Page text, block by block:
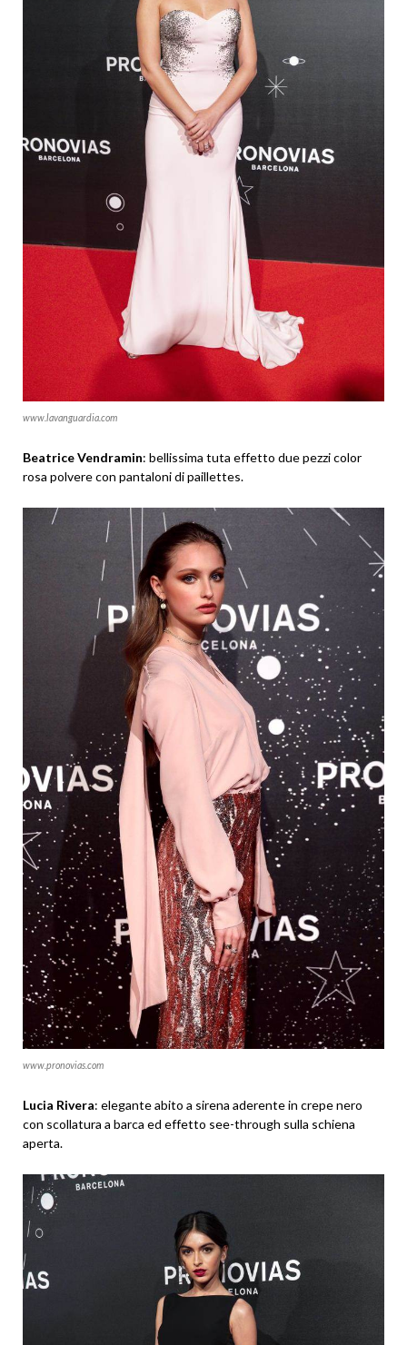
www.lavanguardia.com
Beatrice Vendramin: bellissima tuta effetto due pezzi color
rosa polvere con pantaloni di paillettes.
www.pronovias.com
Lucia Rivera: elegante abito a sirena aderente in crepe nero
con scollatura a barca ed effetto see-through sulla schiena
aperta.